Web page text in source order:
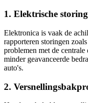
1. Elektrische
Elektronica is vaak de
rapporteren storingen
problemen met de
minder geavanceerde
auto's.
2.